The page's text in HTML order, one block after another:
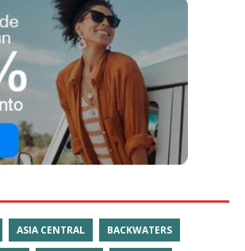
ASIA CENTRAL BACKWATERS